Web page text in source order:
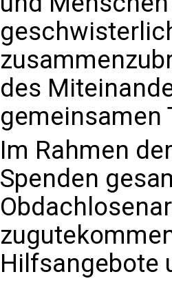
des
gemeinsamen
Im Rahmen
Spenden
Hilfsangebote